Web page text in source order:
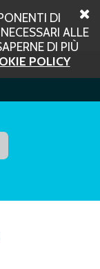
DI
ALLE
DI PIÙ
POLICY